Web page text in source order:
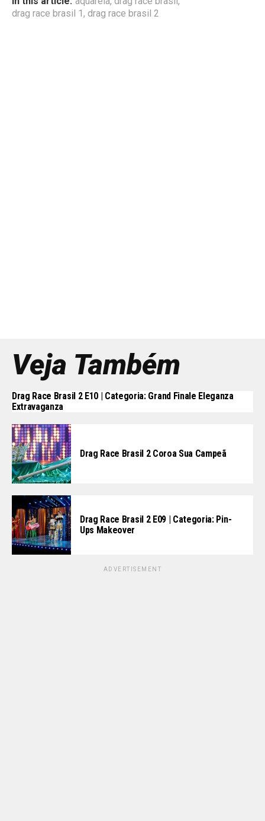
drag race brasil 1, drag race brasil 2
Veja Também
Drag Race Brasil 2 E10 | Categoria: Grand Finale Eleganza
Extravaganza
Drag Race Brasil 2 Coroa Sua Campeã
Drag Race Brasil 2 E09 | Categoria: Pin-
Ups Makeover
ADVERTISEMENT